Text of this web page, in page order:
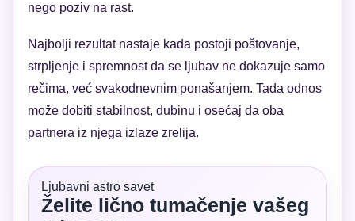
nego poziv na rast.
Najbolji rezultat nastaje kada postoji poštovanje,
strpljenje i spremnost da se ljubav ne dokazuje samo
rečima, već svakodnevnim ponašanjem. Tada odnos
može dobiti stabilnost, dubinu i osećaj da oba
partnera iz njega izlaze zrelija.
Ljubavni astro savet
Želite lično tumačenje vašeg